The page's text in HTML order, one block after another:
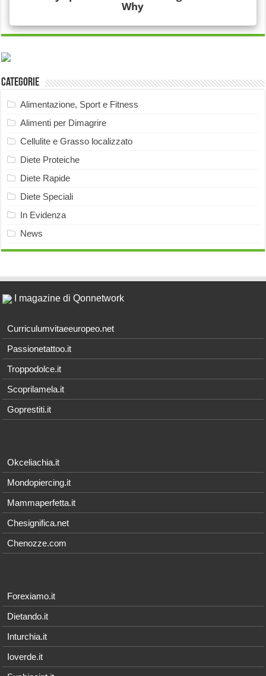
Categorie
Alimentazione, Sport e Fitness
Alimenti per Dimagrire
Cellulite e Grasso localizzato
Diete Proteiche
Diete Rapide
Diete Speciali
In Evidenza
News
I magazine di Qonnetwork
Curriculumvitaeeuropeo.net
Passionetattoo.it
Troppodolce.it
Scoprilamela.it
Goprestiti.it
Okceliachia.it
Mondopiercing.it
Mammaperfetta.it
Chesignifica.net
Chenozze.com
Forexiamo.it
Dietando.it
Inturchia.it
Ioverde.it